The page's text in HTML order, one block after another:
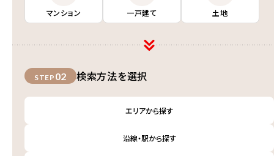
マンション 一戸建て 土地
STEP 02 検索方法を選択
エリアから探す
沿線・駅から探す